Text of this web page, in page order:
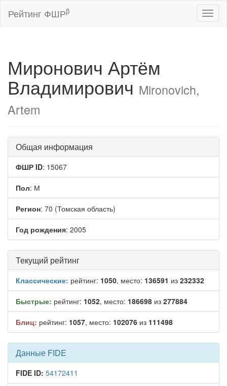
Рейтинг ФШРβ
Миронович Артём
Владимирович Mironovich,
Artem
Общая информация
ФШР ID: 15067
Пол: М
Регион: 70 (Томская область)
Год рождения: 2005
Текущий рейтинг
Классические: рейтинг: 1050, место: 136591 из 232332
Быстрые: рейтинг: 1052, место: 186698 из 277884
Блиц: рейтинг: 1057, место: 102076 из 111498
Данные FIDE
FIDE ID: 54172411